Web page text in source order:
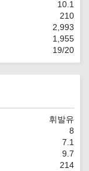
10.1
210
2,993
1,955
19/20
휘발유
8
7.1
9.7
214